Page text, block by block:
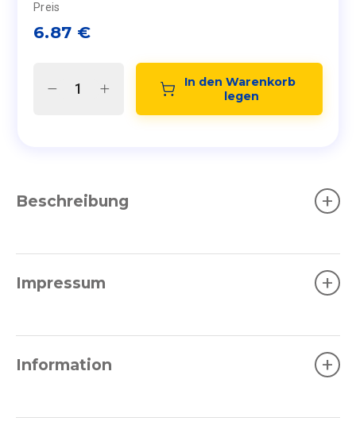
Preis
6.87 €
In den Warenkorb
legen
Beschreibung +
Impressum +
Information +